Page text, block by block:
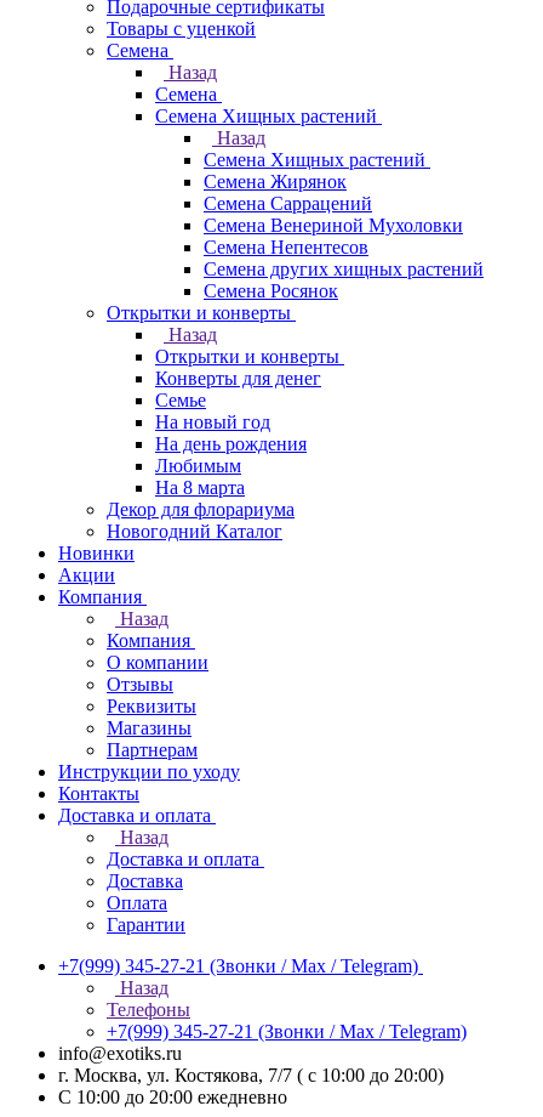
Подарочные сертификаты
Товары с уценкой
Семена
Назад
Семена
Семена Хищных растений
Назад
Семена Хищных растений
Семена Жирянок
Семена Саррацений
Семена Венериной Мухоловки
Семена Непентесов
Семена других хищных растений
Семена Росянок
Открытки и конверты
Назад
Открытки и конверты
Конверты для денег
Семье
На новый год
На день рождения
Любимым
На 8 марта
Декор для флорариума
Новогодний Каталог
Новинки
Акции
Компания
Назад
Компания
О компании
Отзывы
Реквизиты
Магазины
Партнерам
Инструкции по уходу
Контакты
Доставка и оплата
Назад
Доставка и оплата
Доставка
Оплата
Гарантии
+7(999) 345-27-21 (Звонки / Max / Telegram)
Назад
Телефоны
+7(999) 345-27-21 (Звонки / Max / Telegram)
info@exotiks.ru
г. Москва, ул. Костякова, 7/7 ( с 10:00 до 20:00)
С 10:00 до 20:00 ежедневно